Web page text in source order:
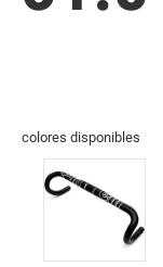
colores disponibles